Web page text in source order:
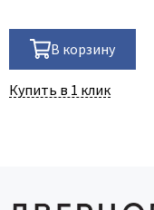
В корзину
Купить в 1 клик